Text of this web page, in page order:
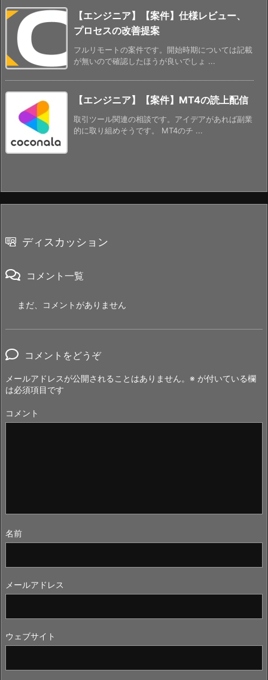
【エンジニア】【案件】仕様レビュー、
プロセスの改善提案
フルリモートの案件です。開始時期については記載
が無いので確認したほうが良いでしょ ...
【エンジニア】【案件】MT4の読上配信
取引ツール関連の相談です。アイデアがあれば副業
的に取り組めそうです。 MT4のチ ...
ディスカッション
コメント一覧
まだ、コメントがありません
コメントをどうぞ
メールアドレスが公開されることはありません。 ※ が付いている欄
は必須項目です
コメント
名前
メールアドレス
ウェブサイト